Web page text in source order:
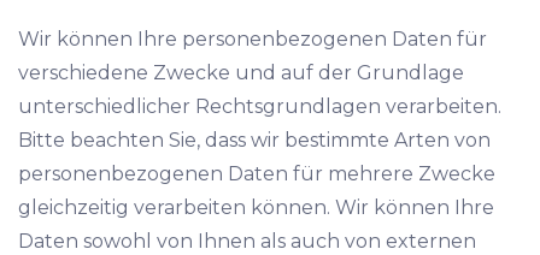
Wir können Ihre personenbezogenen Daten für
verschiedene Zwecke und auf der Grundlage
unterschiedlicher Rechtsgrundlagen verarbeiten.
Bitte beachten Sie, dass wir bestimmte Arten von
personenbezogenen Daten für mehrere Zwecke
gleichzeitig verarbeiten können. Wir können Ihre
Daten sowohl von Ihnen als auch von externen